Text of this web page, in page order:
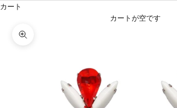
カート
カートが空です
ズームイン